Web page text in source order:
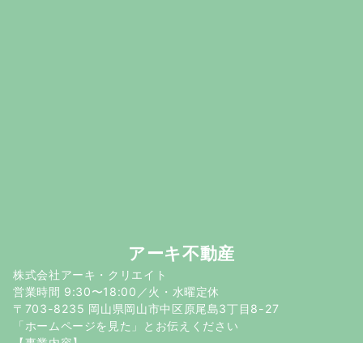
アーキ不動産
株式会社アーキ・クリエイト
営業時間 9:30〜18:00／火・水曜定休
〒703-8235 岡山県岡山市中区原尾島3丁目8-27
「ホームページを見た」とお伝えください